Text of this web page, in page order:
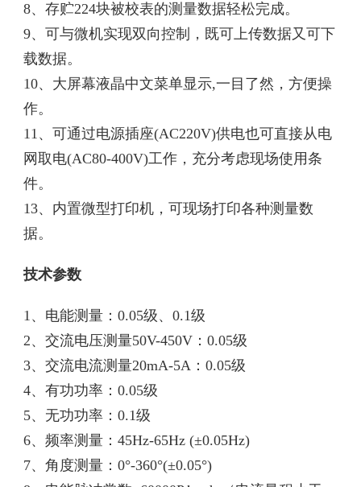
8、存贮224块被校表的测量数据轻松完成。
9、可与微机实现双向控制，既可上传数据又可下
载数据。
10、大屏幕液晶中文菜单显示,一目了然，方便操
作。
11、可通过电源插座(AC220V)供电也可直接从电
网取电(AC80-400V)工作，充分考虑现场使用条
件。
13、内置微型打印机，可现场打印各种测量数
据。
技术参数
1、电能测量：0.05级、0.1级
2、交流电压测量50V-450V：0.05级
3、交流电流测量20mA-5A：0.05级
4、有功功率：0.05级
5、无功功率：0.1级
6、频率测量：45Hz-65Hz (±0.05Hz)
7、角度测量：0°-360°(±0.05°)